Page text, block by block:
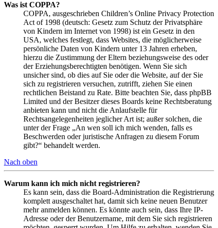
Was ist COPPA?
COPPA, ausgeschrieben Children’s Online Privacy Protection
Act of 1998 (deutsch: Gesetz zum Schutz der Privatsphäre
von Kindern im Internet von 1998) ist ein Gesetz in den
USA, welches festlegt, dass Websites, die möglicherweise
persönliche Daten von Kindern unter 13 Jahren erheben,
hierzu die Zustimmung der Eltern beziehungsweise des oder
der Erziehungsberechtigten benötigen. Wenn Sie sich
unsicher sind, ob dies auf Sie oder die Website, auf der Sie
sich zu registrieren versuchen, zutrifft, ziehen Sie einen
rechtlichen Beistand zu Rate. Bitte beachten Sie, dass phpBB
Limited und der Besitzer dieses Boards keine Rechtsberatung
anbieten kann und nicht die Anlaufstelle für
Rechtsangelegenheiten jeglicher Art ist; außer solchen, die
unter der Frage „An wen soll ich mich wenden, falls es
Beschwerden oder juristische Anfragen zu diesem Forum
gibt?“ behandelt werden.
Nach oben
Warum kann ich mich nicht registrieren?
Es kann sein, dass die Board-Administration die Registrierung
komplett ausgeschaltet hat, damit sich keine neuen Benutzer
mehr anmelden können. Es könnte auch sein, dass Ihre IP-
Adresse oder der Benutzername, mit dem Sie sich registrieren